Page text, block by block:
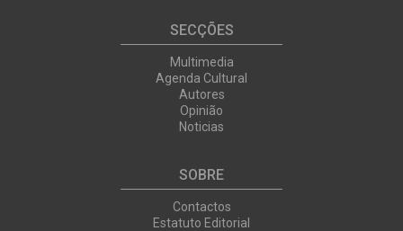
SECÇÕES
Multimedia
Agenda Cultural
Autores
Opinião
Noticias
SOBRE
Contactos
Estatuto Editorial